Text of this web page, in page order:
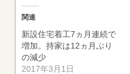
関連
新設住宅着工7ヵ月連続で
増加。持家は12ヵ月ぶり
の減少
2017年3月1日